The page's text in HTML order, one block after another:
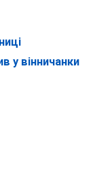
у вінничанки